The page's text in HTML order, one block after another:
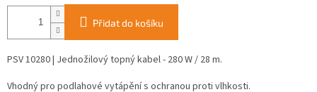
Přidat do košíku
PSV 10280 | Jednožilový topný kabel - 280 W / 28 m.
Vhodný pro podlahové vytápění s ochranou proti vlhkosti.